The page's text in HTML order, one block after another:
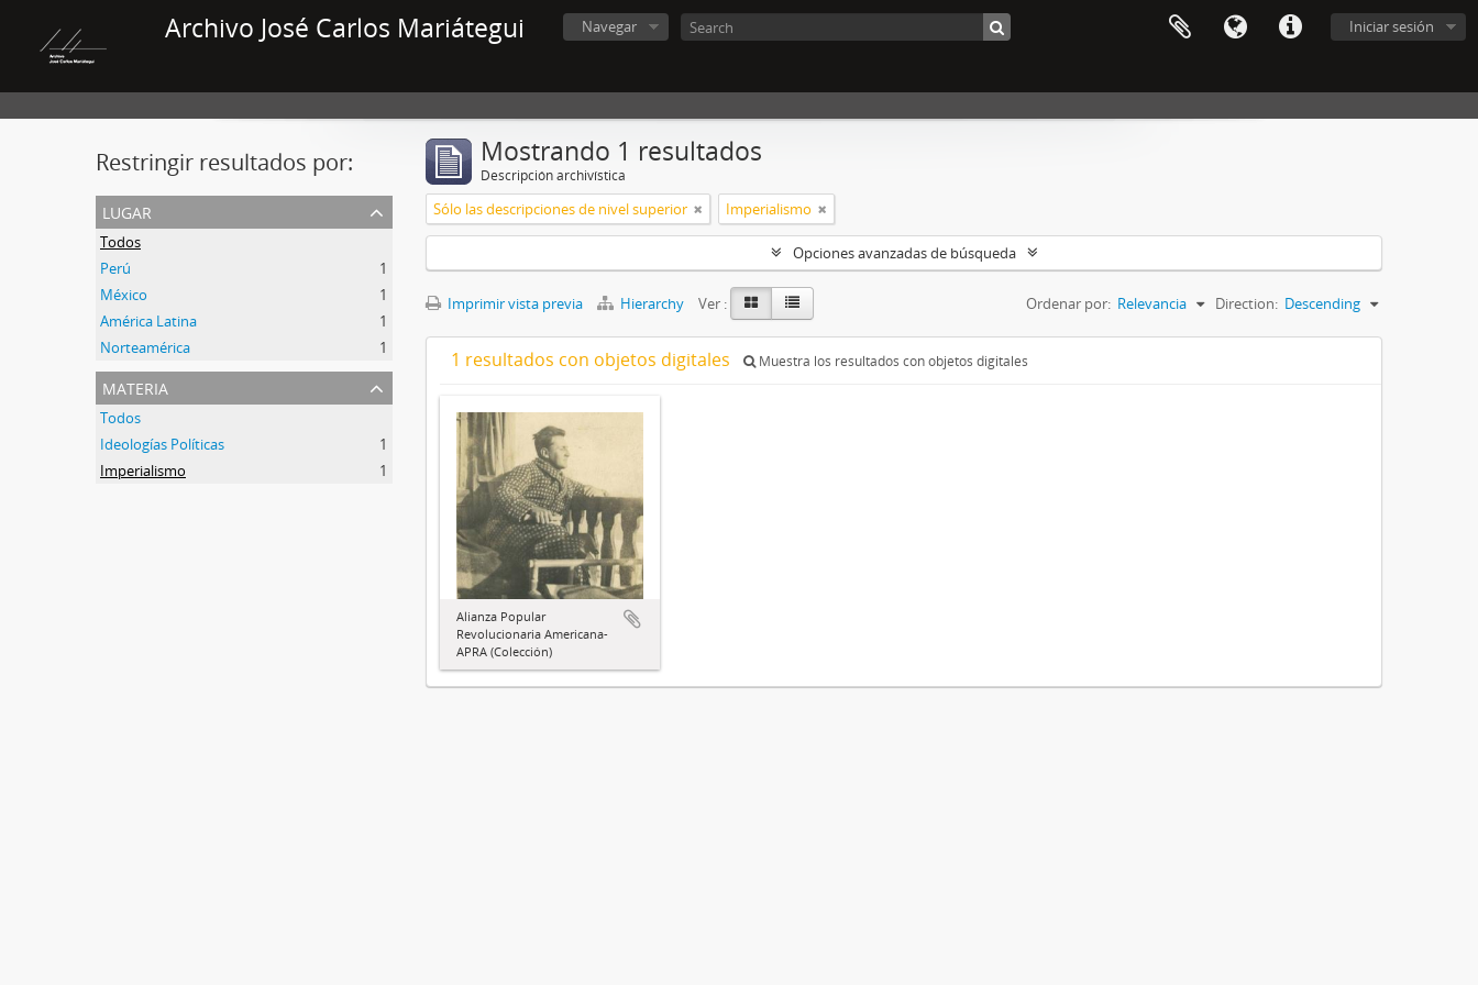
Archivo José Carlos Mariátegui Iniciar sesión
Navegar
Restringir resultados por:
lugar
Todos
Perú
1
México
1
América Latina
1
Norteamérica
1
materia
Todos
Ideologías Políticas
1
Imperialismo
1
Mostrando 1 resultados
Descripción archivística
Sólo las descripciones de nivel superior Imperialismo
Opciones avanzadas de búsqueda
Imprimir vista previa Hierarchy Ver : Ordenar por: Relevancia Direction: Descending
1 resultados con objetos digitales Muestra los resultados con objetos digitales
Alianza Popular
Revolucionaria Americana-
APRA (Colección)